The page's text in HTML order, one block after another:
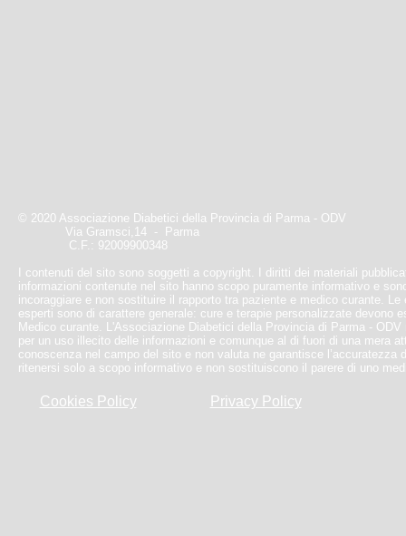
© 2020 Associazione Diabetici della Provincia di Parma - ODV
Via Gramsci,14 - Parma
C.F.: 92009900348
I contenuti del sito sono soggetti a copyright. I diritti dei materiali
informazioni contenute nel sito hanno scopo puramente informativo e
incoraggiare e non sostituire il rapporto tra paziente e medico curante.
esperti sono di carattere generale: cure e terapie personalizzate devono
Medico curante. L'Associazione Diabetici della Provincia di Parma -
per un uso illecito delle informazioni e comunque al di fuori di una mera
conoscenza nel campo del sito e non valuta ne garantisce l’accuratezza
ritenersi solo a scopo informativo e non sostituiscono il parere di uno
Cookies Policy Privacy Policy